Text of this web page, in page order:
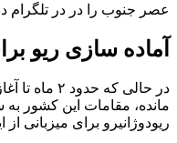
عصر جنوب را در در تلگرام
آماده سازی ریو
در حالی که
مانده، مقامات این کشور
ریودوژانیرو برای میزبانی از